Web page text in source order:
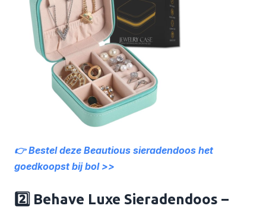
👉 Bestel deze Beautious sieradendoos het
goedkoopst bij bol >>
2️⃣ Behave Luxe Sieradendoos –